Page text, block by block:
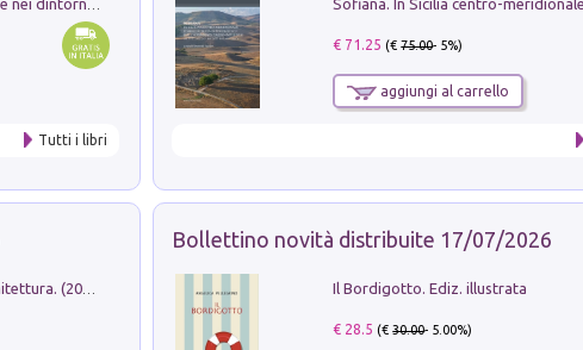
Tutti i libri
€ 71.25 (€75.00- 5%)
aggiungi al carrello
Dromos. Libro periodico di architettura. (2026). Vol. 15: Post-model
Bollettino novità distribuite 17/07/2026
Il Bordigotto. Ediz. illustrata
€ 28.5 (€30.00- 5.00%)